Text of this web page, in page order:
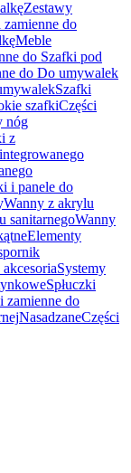
Zestawy
zamienne do
Meble
do Szafki pod
do Do umywalek
Szafki
szafkiCzęści
nóg
z
i panele do
Wanny z akrylu
sanitarnegoWanny
Elementy
akcesoriaSystemy
Spłuczki
zamienne do
NasadzaneCzęści